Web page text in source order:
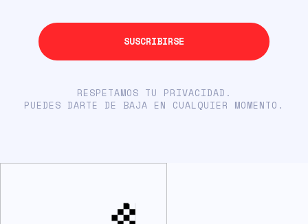
RESPETAMOS TU PRIVACIDAD.
PUEDES DARTE DE BAJA EN CUALQUIER MOMENTO.